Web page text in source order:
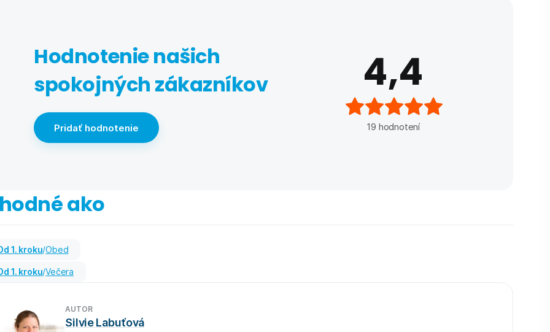
Hodnotenie našich
spokojných zákazníkov
Pridať hodnotenie
4,4
19 hodnotení
ako
od 1. kroku/ Obed
od 1. kroku/ Večera
AUTOR
Silvie Labuťová